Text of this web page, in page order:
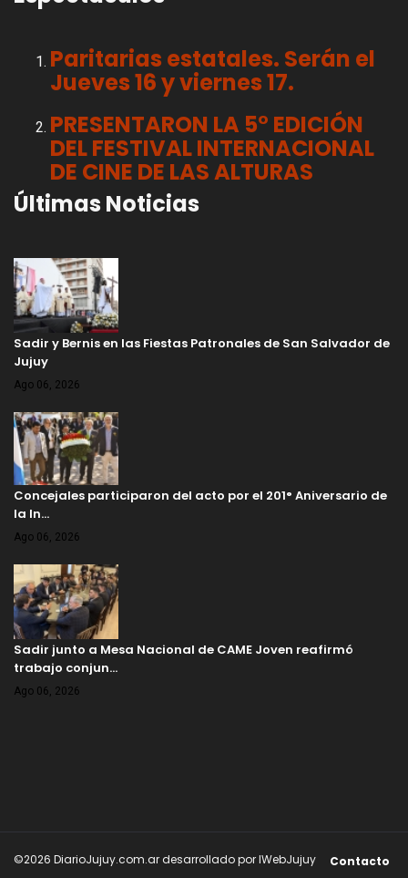
Paritarias estatales. Serán el
Jueves 16 y viernes 17.
PRESENTARON LA 5° EDICIÓN
DEL FESTIVAL INTERNACIONAL
DE CINE DE LAS ALTURAS
Últimas Noticias
Sadir y Bernis en las Fiestas Patronales de San Salvador de
Jujuy
Ago 06, 2026
Concejales participaron del acto por el 201° Aniversario de
la In…
Ago 06, 2026
Sadir junto a Mesa Nacional de CAME Joven reafirmó
trabajo conjun…
Ago 06, 2026
©2026 DiarioJujuy.com.ar desarrollado por IWebJujuy Contacto